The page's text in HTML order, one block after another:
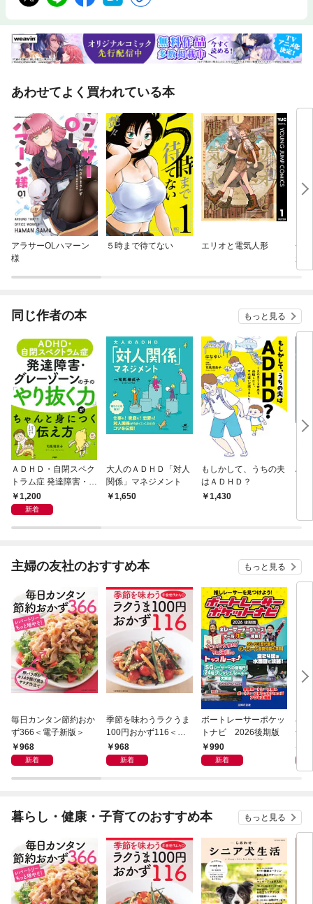
あわせてよく買われている本
アラサーOLハマーン
様
５時まで待てない エリオと電気人形
子
か
同じ作者の本 もっと見る
ＡＤＨＤ・自閉スペク
トラム症 発達障害・グ
レーゾーンの子の「や
り抜く力」がちゃんと
1,200
新着
大人のＡＤＨＤ「対人
関係」マネジメント
1,650
もしかして、うちの夫
はＡＤＨＤ？
1,430
主婦の友社のおすすめ本 もっと見る
毎日カンタン節約おか
ず366＜電子新版＞
968
新着
季節を味わうラクうま
100円おかず116＜電
子新版＞
968
新着
ボートレーサーポケッ
トナビ 2026後期版
990
新着
小
士
暮らし・健康・子育てのおすすめ本 もっと見る